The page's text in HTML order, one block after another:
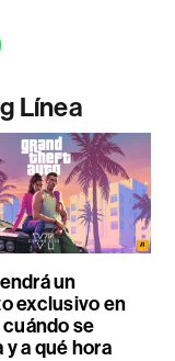
Línea
un
exclusivo en
se
a qué hora